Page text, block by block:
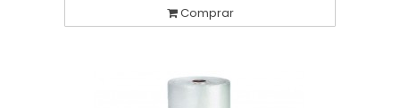
Comprar